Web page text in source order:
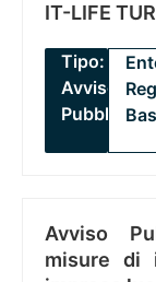
IT-LIFE
Tipo:
Avviso
Pubblico
Avviso
misure di